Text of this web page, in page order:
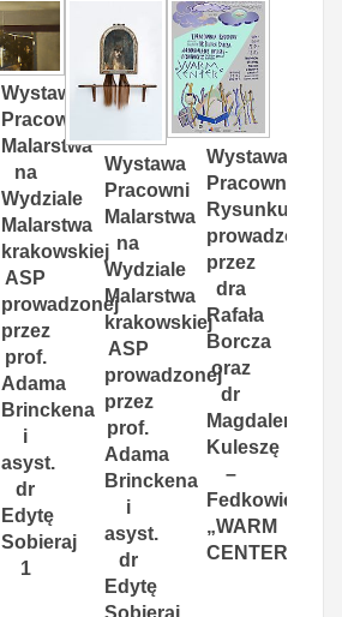
Wystawa
Pracowni
Malarstwa
na
Wydziale
Malarstwa
krakowskiej
ASP
prowadzonej
przez
prof.
Adama
Brinckena
i
asyst.
dr
Edytę
Sobieraj
1
Wystawa
Pracowni
Malarstwa
na
Wydziale
Malarstwa
krakowskiej
ASP
prowadzonej
przez
prof.
Adama
Brinckena
i
asyst.
dr
Edytę
Sobieraj
Wystawa
Pracowni
Rysunku
prowadzonej
przez
dra
Rafała
Borcza
oraz
dr
Magdalenę
Kuleszę
–
Fedkowicz
„WARM
CENTER”.